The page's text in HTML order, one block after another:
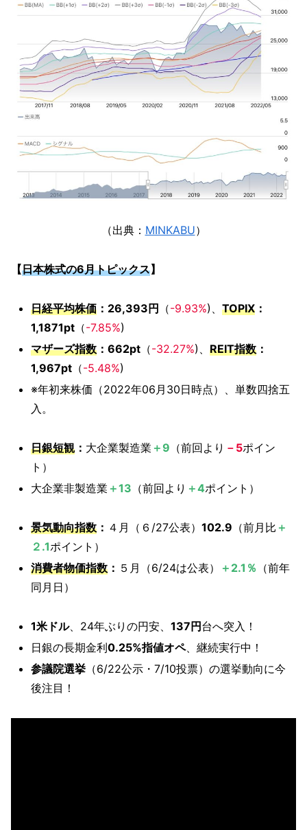
（出典： MINKABU）
【日本株式の6月トピックス】
日経平均株価 ：26,393円 （-9.93%)、TOPIX ：
1,1871pt （-7.85%)
マザーズ指数 ：662pt （-32.27%)、REIT指数 ：
1,967pt （-5.48%)
※年初来株価（2022年06月30日時点）、単数四捨五
入。
日銀短観： 大企業製造業 ＋9 （前回より －5ポイン
ト）
大企業非製造業 ＋13 （前回より ＋4ポイント）
景気動向指数 ： ４月（６/27公表）102.9 （前月比 ＋
２.1ポイント）
消費者物価指数 ： ５月（6/24は公表） ＋2.1％ （前年
同月日）
1米ドル、24年ぶりの円安、137円台へ突入！
日銀の長期金利0.25%指値オペ、継続実行中！
参議院選挙 （6/22公示・7/10投票）の選挙動向に今
後注目！